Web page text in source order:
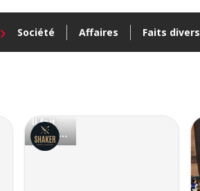
Société Affaires Faits divers